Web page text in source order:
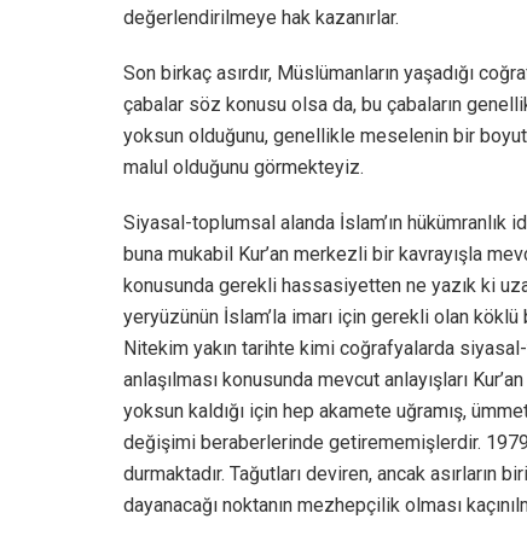
değerlendirilmeye hak kazanırlar.
Son birkaç asırdır, Müslümanların yaşadığı
çabalar söz konusu olsa da, bu çabaların
yoksun olduğunu, genellikle meselenin bir
malul olduğunu görmekteyiz.
Siyasal-toplumsal alanda İslam’ın hükümranlık
buna mukabil Kur’an merkezli bir kavrayışla
konusunda gerekli hassasiyetten ne yazık ki
yeryüzünün İslam’la imarı için gerekli olan
Nitekim yakın tarihte kimi coğrafyalarda
anlaşılması konusunda mevcut anlayışları
yoksun kaldığı için hep akamete uğramış,
değişimi beraberlerinde getirememişlerdir. 1979
durmaktadır. Tağutları deviren, ancak asırların
dayanacağı noktanın mezhepçilik olması